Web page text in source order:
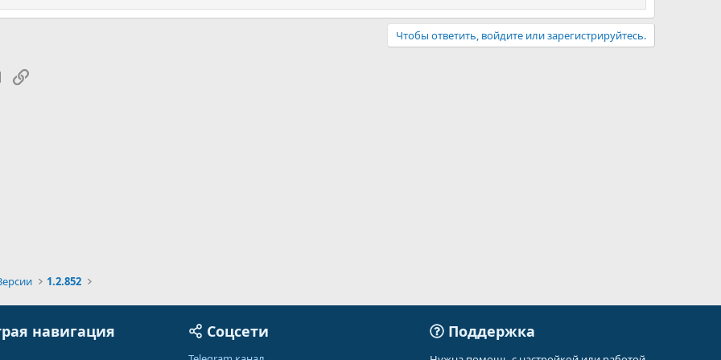
Чтобы ответить, войдите или зарегистрируйтесь.
Электронная почта
Ссылка
1.2.852
навигация Соцсети Поддержка